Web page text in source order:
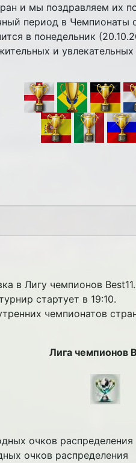
и мы поздравляем их
период в Чемпионаты
в понедельник
и увлекательных
в Лигу чемпионов Best11.
стартует в 19:10.
чемпионатов
Лига чемпионов
очков распределения
очков распределения